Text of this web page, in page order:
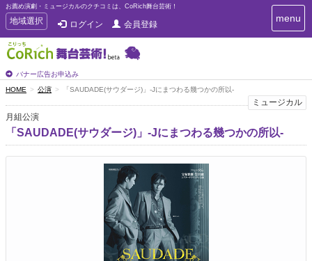
お薦め演劇・ミュージカルのクチコミは、CoRich舞台芸術！
T
o
g
g
e
n
a
v
地域選択 ログイン 会員登録
バナー広告お申込み
T
o
n
v
i
g
menu
HOME 公演 「SAUDADE(サウダージ)」-Jにまつわる幾つかの所以-
ミュージカル
月組公演
「SAUDADE(サウダージ)」-Jにまつわる幾つかの所以-